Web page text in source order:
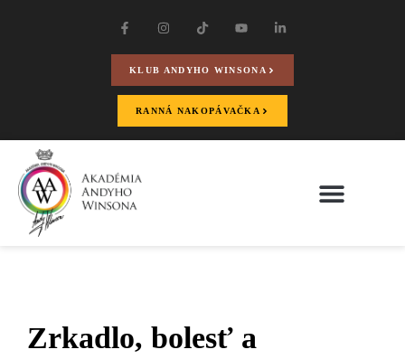
KLUB ANDYHO WINSONA
RANNÁ NAKOPÁVAČKA
Zrkadlo, bolesť a